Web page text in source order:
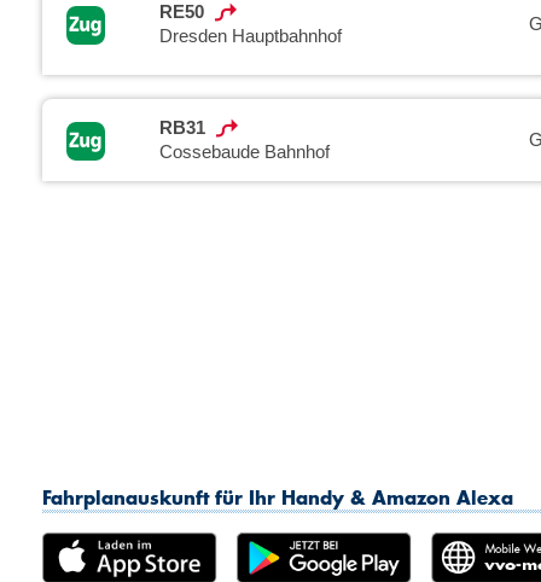
RE50
Dresden Hauptbahnhof
RB31
Cossebaude Bahnhof
Fahrplanauskunft für Ihr Handy & Amazon Alexa